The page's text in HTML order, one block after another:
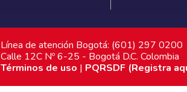
Línea de atención Bogotá: (601) 297 0200
Calle 12C Nº 6-25 - Bogotá D.C. Colombia
Términos de uso | PQRSDF (Registra